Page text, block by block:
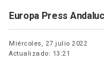
Europa Press
Miércoles, 27 julio 2022
Actualizado: 13:21